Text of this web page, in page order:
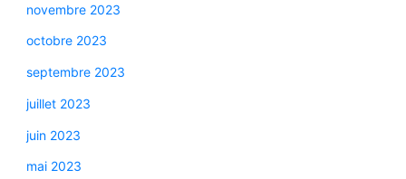
novembre 2023
octobre 2023
septembre 2023
juillet 2023
juin 2023
mai 2023